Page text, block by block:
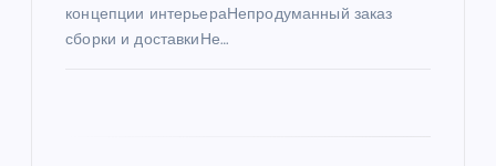
концепции интерьераНепродуманный заказ
сборки и доставкиНе…